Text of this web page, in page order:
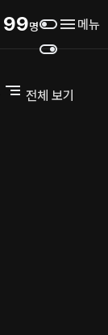
99명 menu 메뉴
전체 보기